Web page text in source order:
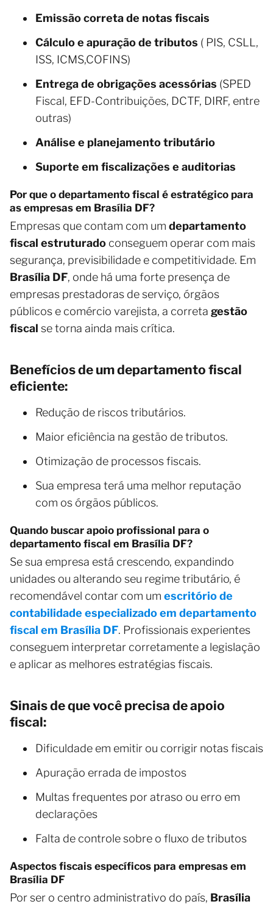
Emissão correta de notas fiscais
Cálculo e apuração de tributos ( PIS, CSLL,
ISS, ICMS,COFINS)
Entrega de obrigações acessórias (SPED
Fiscal, EFD-Contribuições, DCTF, DIRF, entre
outras)
Análise e planejamento tributário
Suporte em fiscalizações e auditorias
Por que o departamento fiscal é estratégico para
as empresas em Brasília DF?
Empresas que contam com um departamento
fiscal estruturado conseguem operar com mais
segurança, previsibilidade e competitividade. Em
Brasília DF, onde há uma forte presença de
empresas prestadoras de serviço, órgãos
públicos e comércio varejista, a correta gestão
fiscal se torna ainda mais crítica.
Benefícios de um departamento fiscal
eficiente:
Redução de riscos tributários.
Maior eficiência na gestão de tributos.
Otimização de processos fiscais.
Sua empresa terá uma melhor reputação
com os órgãos públicos.
Quando buscar apoio profissional para o
departamento fiscal em Brasília DF?
Se sua empresa está crescendo, expandindo
unidades ou alterando seu regime tributário, é
recomendável contar com um escritório de
contabilidade especializado em departamento
fiscal em Brasília DF. Profissionais experientes
conseguem interpretar corretamente a legislação
e aplicar as melhores estratégias fiscais.
Sinais de que você precisa de apoio
fiscal:
Dificuldade em emitir ou corrigir notas fiscais
Apuração errada de impostos
Multas frequentes por atraso ou erro em
declarações
Falta de controle sobre o fluxo de tributos
Aspectos fiscais específicos para empresas em
Brasília DF
Por ser o centro administrativo do país, Brasília